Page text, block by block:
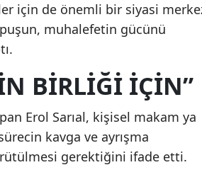
için de önemli bir siyasi
muhalefetin gücünü
BİRLİĞİ İÇİN”
Erol Sarıal, kişisel makam ya
kavga ve ayrışma
gerektiğini ifade etti.